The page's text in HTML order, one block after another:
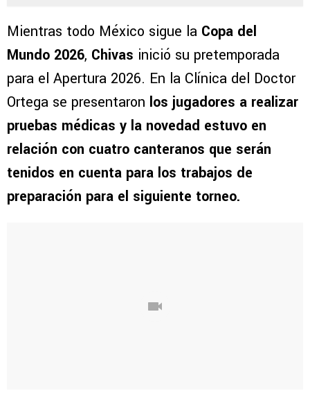
Mientras todo México sigue la Copa del
Mundo 2026, Chivas inició su pretemporada
para el Apertura 2026. En la Clínica del Doctor
Ortega se presentaron los jugadores a realizar
pruebas médicas y la novedad estuvo en
relación con cuatro canteranos que serán
tenidos en cuenta para los trabajos de
preparación para el siguiente torneo.